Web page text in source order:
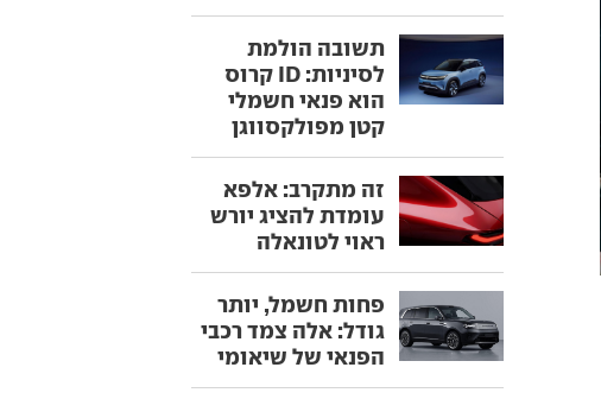
תשובה הולמת
לסיניות: ID קרוס
הוא פנאי חשמלי
קטן מפולקסווגן
זה מתקרב: אלפא
עומדת להציג יורש
ראוי לטונאלה
פחות חשמל, יותר
גודל: אלה צמד רכבי
הפנאי של שיאומי